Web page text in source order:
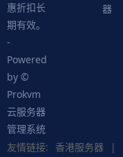
惠折扣长
期有效。
-
Powered
by ©
Prokvm
云服务器
管理系统
器
友情链接: 香港服务器 |